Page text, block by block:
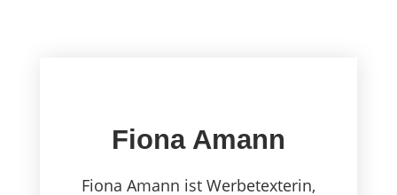
Fiona Amann
Fiona Amann ist Werbetexterin,